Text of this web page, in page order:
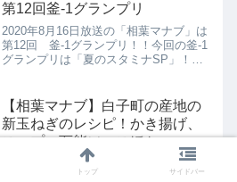
第12回釜-1グランプリ
2020年8月16日放送の「相葉マナブ」は
第12回 釜-1グランプリ！！今回の釜-1
グランプリは「夏のスタミナSP」！暑
釜飯のレシピの紹介！
【相葉マナブ】白子町の産地の
新玉ねぎのレシピ！かき揚げ、
スープ、万能ソースほか
2017年5月14日放送の「相葉マナブ」で
「旬の産地ごはん 白子たまねぎ」ここ
トップ サイドバー